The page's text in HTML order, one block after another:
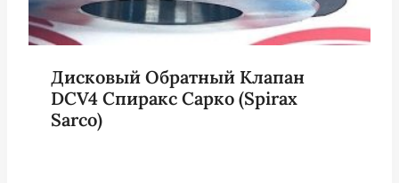
Дисковый Обратный Клапан
DCV4 Спиракс Сарко (Spirax
Sarco)